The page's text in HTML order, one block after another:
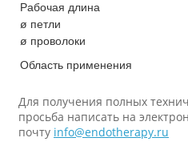
Рабочая длина
ø петли
ø проволоки
Область применения
Для получения полных
просьба написать на
почту info@endotherapy.ru